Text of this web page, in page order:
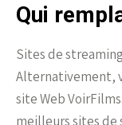
Qui
Sites de
Alternativement,
site Web
meilleurs sites de